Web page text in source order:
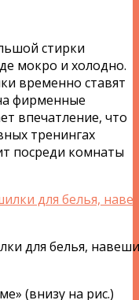
стирки
мокро и холодно.
временно ставят
фирменные
впечатление, что
тренингах
посреди комнаты
для белья,
(внизу на рис.)